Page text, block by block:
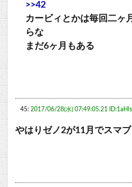
>>42
カービィとかは毎回二ヶ
らな
まだ6ヶ月もある
45: 2017/06/28(水) 07:49:05.21
やはりゼノ2が11月でスマ